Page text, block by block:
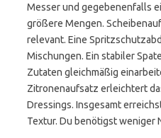
Messer und gegebenenfalls
größere Mengen.
relevant. Eine
Mischungen. Ein stabiler
Zutaten gleichmäßig
Zitronenaufsatz erleichtert
Dressings. Insgesamt
Textur. Du benötigst weniger